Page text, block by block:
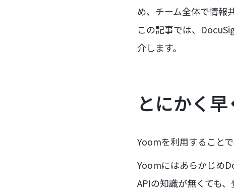
め、チーム全体で情報
この記事では、
介します。
とにかく
Yoomを利用すること
Yoomにはあらかじめ
APIの知識が無くても